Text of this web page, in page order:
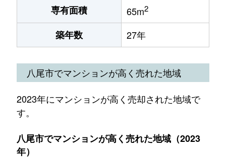
専有面積 65m2
築年数 27年
八尾市でマンションが高く売れた地域
2023年にマンションが高く売却された地域で
す。
八尾市でマンションが高く売れた地域（2023
年）